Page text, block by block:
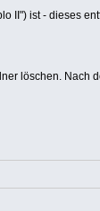
II") ist - dieses
löschen. Nach